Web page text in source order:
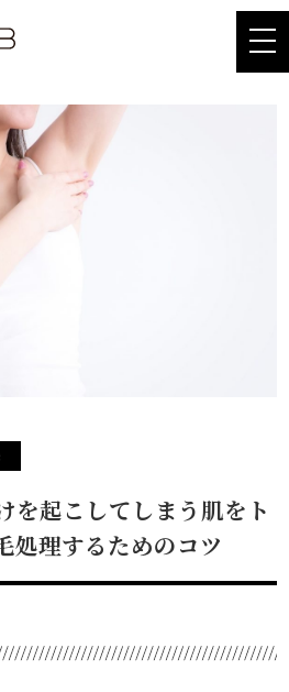
を起こしてしまう肌をト
処理するためのコツ